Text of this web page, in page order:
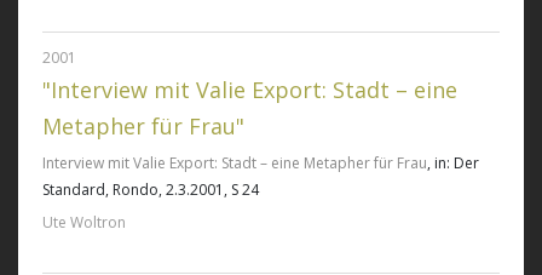
2001
"Interview mit Valie Export: Stadt – eine
Metapher für Frau"
Interview mit Valie Export: Stadt – eine Metapher für Frau, in: Der
Standard, Rondo, 2.3.2001, S 24
Ute Woltron